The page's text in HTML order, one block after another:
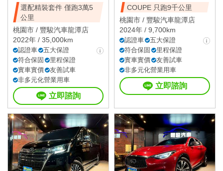
選配精裝套件 僅跑3萬5
公里
桃園市 / 豐駿汽車龍潭店
2022年 / 35,000km
認證車
五大保證
符合保固
里程保證
實車實價
友善試車
非多元化營業用車
立即諮詢
COUPE 只跑9千公里
桃園市 / 豐駿汽車龍潭店
2024年 / 9,700km
認證車
五大保證
符合保固
里程保證
實車實價
友善試車
非多元化營業用車
立即諮詢